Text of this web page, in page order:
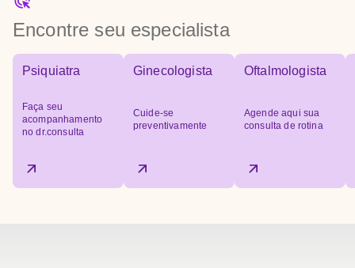
Encontre seu especialista
Psiquiatra
Faça seu
acompanhamento
no dr.consulta
Ginecologista
Cuide-se
preventivamente
Oftalmologista
Agende aqui sua
consulta de rotina